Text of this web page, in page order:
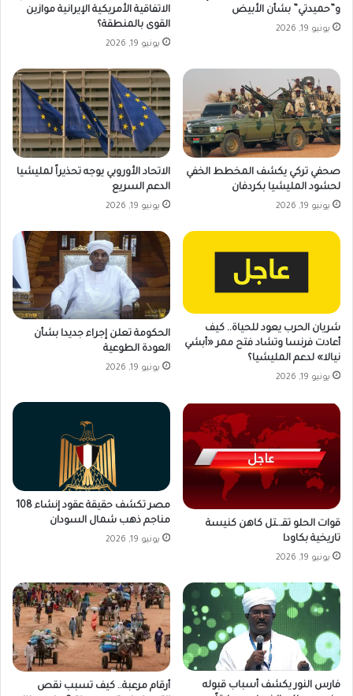
و”حميدتي” بشأن الأبيض
يونيو 19, 2026
الاتفاقية الأمريكية الإيرانية موازين
القوى بالمنطقة؟
يونيو 19, 2026
صحفي تركي يكشف المخطط الخفي
لحشود المليشيا بكردفان
يونيو 19, 2026
الاتحاد الأوروبي يوجه تحذيراً لمليشيا
الدعم السريع
يونيو 19, 2026
شريان الحرب يعود للحياة.. كيف
أعادت فرنسا وتشاد فتح ممر «أبشي
نيالا» لدعم المليشيا؟
يونيو 19, 2026
الحكومة تعلن إجراء جديدا بشأن
العودة الطوعية
يونيو 19, 2026
قوات الحلو تقـ.ـتل كاهن كنيسة
تاريخية بكاودا
يونيو 19, 2026
مصر تكشف حقيقة عقود إنشاء 108
مناجم ذهب شمال السودان
يونيو 19, 2026
فارس النور يكشف أسباب قبوله
أرقام مرعبة.. كيف تسبب نقص